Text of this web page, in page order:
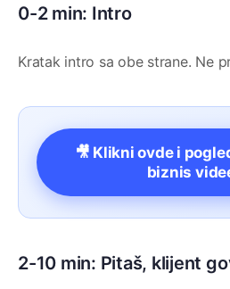
0-2 min: Intro
Kratak intro sa obe strane. Ne
🎥 Klikni ovde i
biznis
2-10 min: Pitaš, klijent